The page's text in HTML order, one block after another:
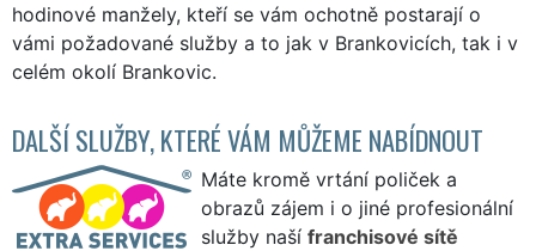
hodinové manžely, kteří se vám ochotně postarají o
vámi požadované služby a to jak v Brankovicích, tak i v
celém okolí Brankovic.
DALŠÍ SLUŽBY, KTERÉ VÁM MŮŽEME NABÍDNOUT
Máte kromě vrtání poliček a
obrazů zájem i o jiné profesionální
služby naší franchisové sítě